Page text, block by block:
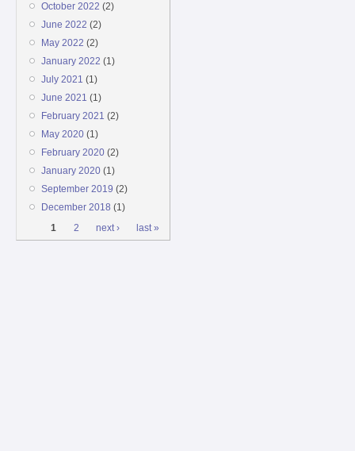
October 2022 (2)
June 2022 (2)
May 2022 (2)
January 2022 (1)
July 2021 (1)
June 2021 (1)
February 2021 (2)
May 2020(1)
February 2020(2)
January 2020(1)
September 2019 (2)
December 2018 (1)
Pages
1 2 next › last »